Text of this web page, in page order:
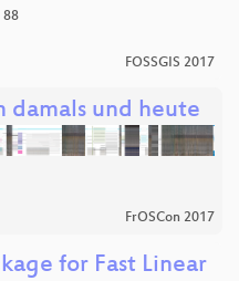
88
FOSSGIS 2017
damals und heute
FrOSCon 2017
for Fast Linear